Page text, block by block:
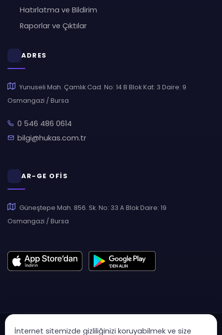
Hatırlatma ve Bildirim
Raporlar ve Çıktılar
ADRES
Yunuseli Mah. Çamlık Cad. No: 14 B Blok Kat: 3 Daire: 9
Osmangazi / Bursa
0 546 486 0614
bilgi@hukas.com.tr
AR-GE OFİS
Güneştepe Mah. 856. Sk. No: 33 A Blok Daire: 19
Osmangazi / Bursa
İnternet sitemizde gizliliğinizi koruyabilmek ve size